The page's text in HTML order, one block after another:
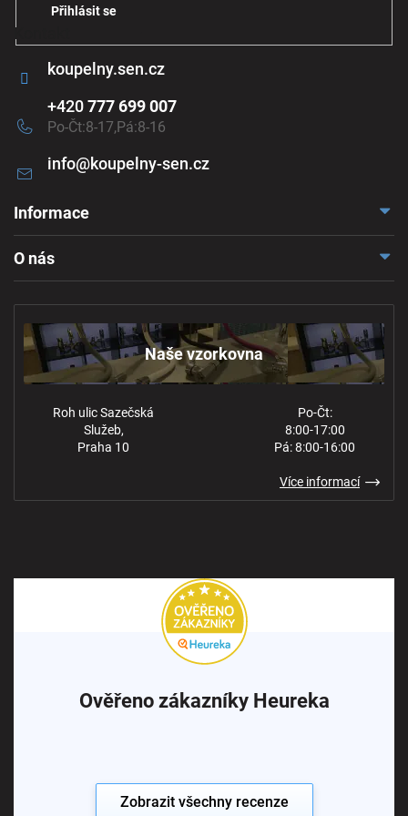
u
Kontakt
info@koupelny-sen.cz
+420777 699 007
Po-Čt:8-17,Pá:8-16
koupelny.sen.cz
Informace
Ochrana osobních údajů
O nás
Naše vzorkovna
Roh ulic Sazečská
Služeb,
Praha 10
Po-Čt:
8:00-17:00
Pá: 8:00-16:00
Více informací
Přihlásit se
Ověřeno zákazníky Heureka
Zobrazit všechny recenze